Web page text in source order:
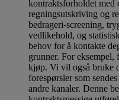
kontraktsforholdet med
regningsutskriving og
bedrageri-screening,
vedlikehold, og
behov for å kontakte
grunner. For eksempel,
kjøp. Vi vil også bruke
forespørsler som
andre kanaler. Denne